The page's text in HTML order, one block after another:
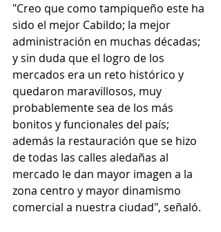
"Creo que como tampiqueño este ha
sido el mejor Cabildo; la mejor
administración en muchas décadas;
y sin duda que el logro de los
mercados era un reto histórico y
quedaron maravillosos, muy
probablemente sea de los más
bonitos y funcionales del país;
además la restauración que se hizo
de todas las calles aledañas al
mercado le dan mayor imagen a la
zona centro y mayor dinamismo
comercial a nuestra ciudad", señaló.